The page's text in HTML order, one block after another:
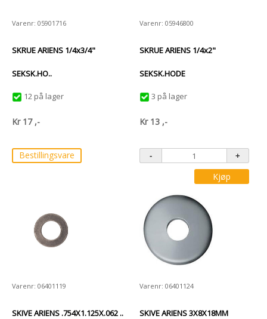
Varenr: 05901716
SKRUE ARIENS 1/4x3/4"
SEKSK.HO..
12 på lager
Kr 17 ,-
Bestillingsvare
Varenr: 05946800
SKRUE ARIENS 1/4x2"
SEKSK.HODE
3 på lager
Kr 13 ,-
Kjøp
Varenr: 06401119
SKIVE ARIENS .754X1.125X.062 ..
Varenr: 06401124
SKIVE ARIENS 3X8X18MM